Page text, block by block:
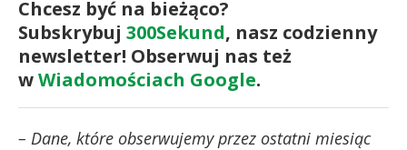
Chcesz być na bieżąco?
Subskrybuj 300Sekund, nasz codzienny
newsletter! Obserwuj nas też
wWiadomościach Google.
– Dane, które obserwujemy przez ostatni miesiąc